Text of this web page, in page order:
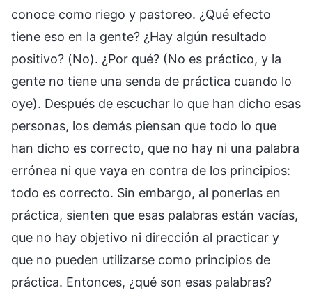
conoce como riego y pastoreo. ¿Qué efecto
tiene eso en la gente? ¿Hay algún resultado
positivo? (No). ¿Por qué? (No es práctico, y la
gente no tiene una senda de práctica cuando lo
oye). Después de escuchar lo que han dicho esas
personas, los demás piensan que todo lo que
han dicho es correcto, que no hay ni una palabra
errónea ni que vaya en contra de los principios:
todo es correcto. Sin embargo, al ponerlas en
práctica, sienten que esas palabras están vacías,
que no hay objetivo ni dirección al practicar y
que no pueden utilizarse como principios de
práctica. Entonces, ¿qué son esas palabras?